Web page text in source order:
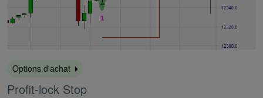
Options d'achat
Profit-lock Stop